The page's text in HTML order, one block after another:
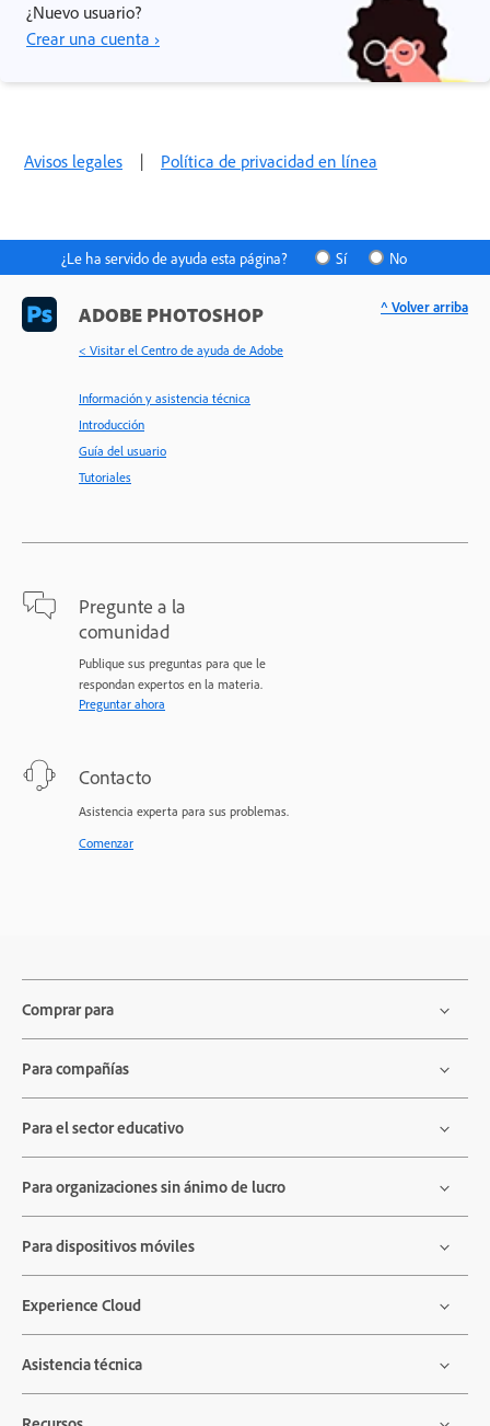
¿Nuevo usuario?
Crear una cuenta ›
Avisos legales | Política de privacidad en línea
¿Le ha servido de ayuda esta página? Sí No
ADOBE PHOTOSHOP
< Visitar el Centro de ayuda de Adobe
Información y asistencia técnica
Introducción
Guía del usuario
Tutoriales
Pregunte a la
comunidad
Publique sus preguntas para que le
respondan expertos en la materia.
Preguntar ahora
Contacto
Asistencia experta para sus problemas.
Comenzar
^ Volver arriba
Comprar para
Para compañías
Para el sector educativo
Para organizaciones sin ánimo de lucro
Para dispositivos móviles
Experience Cloud
Asistencia técnica